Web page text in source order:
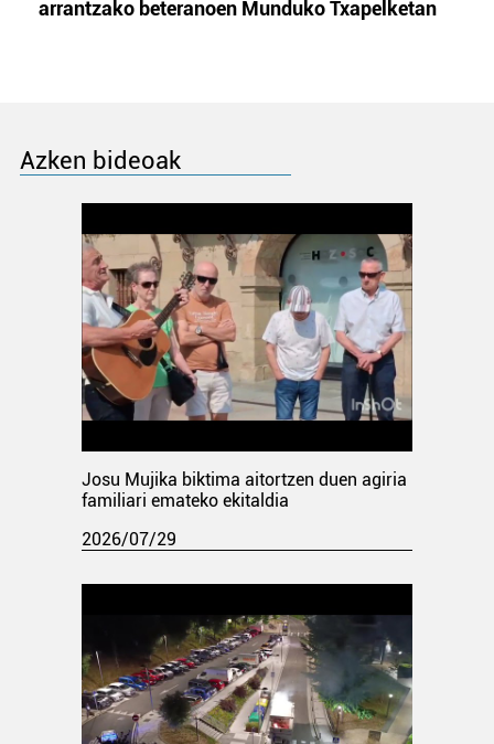
arrantzako beteranoen Munduko Txapelketan
Azken bideoak
Josu Mujika biktima aitortzen duen agiria
familiari emateko ekitaldia
2026/07/29